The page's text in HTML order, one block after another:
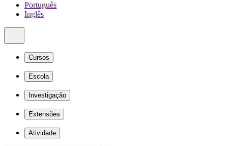
Português
Inglês
Cursos
Escola
Investigação
Extensões
Atividade